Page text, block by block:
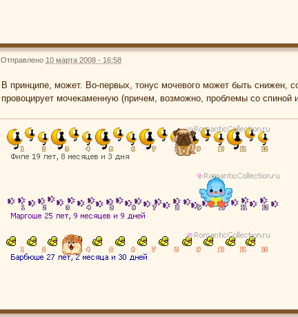
Отправлено 10 марта 2008 - 16:58
В принципе, может. Во-первых, тонус мочевого может быть снижен,
провоцирует мочекаменную (причем, возможно, проблемы со